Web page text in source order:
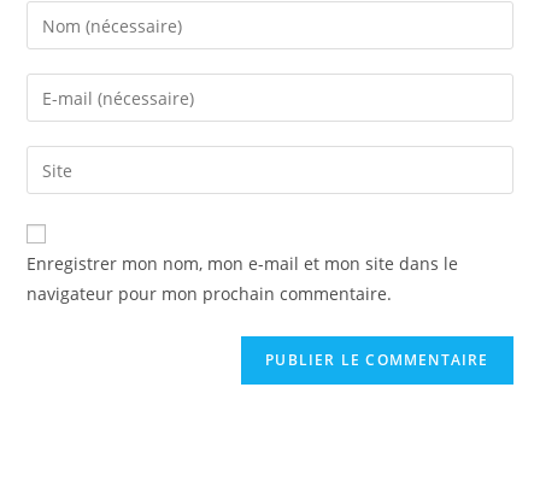
Enregistrer mon nom, mon e-mail et mon site dans le
navigateur pour mon prochain commentaire.